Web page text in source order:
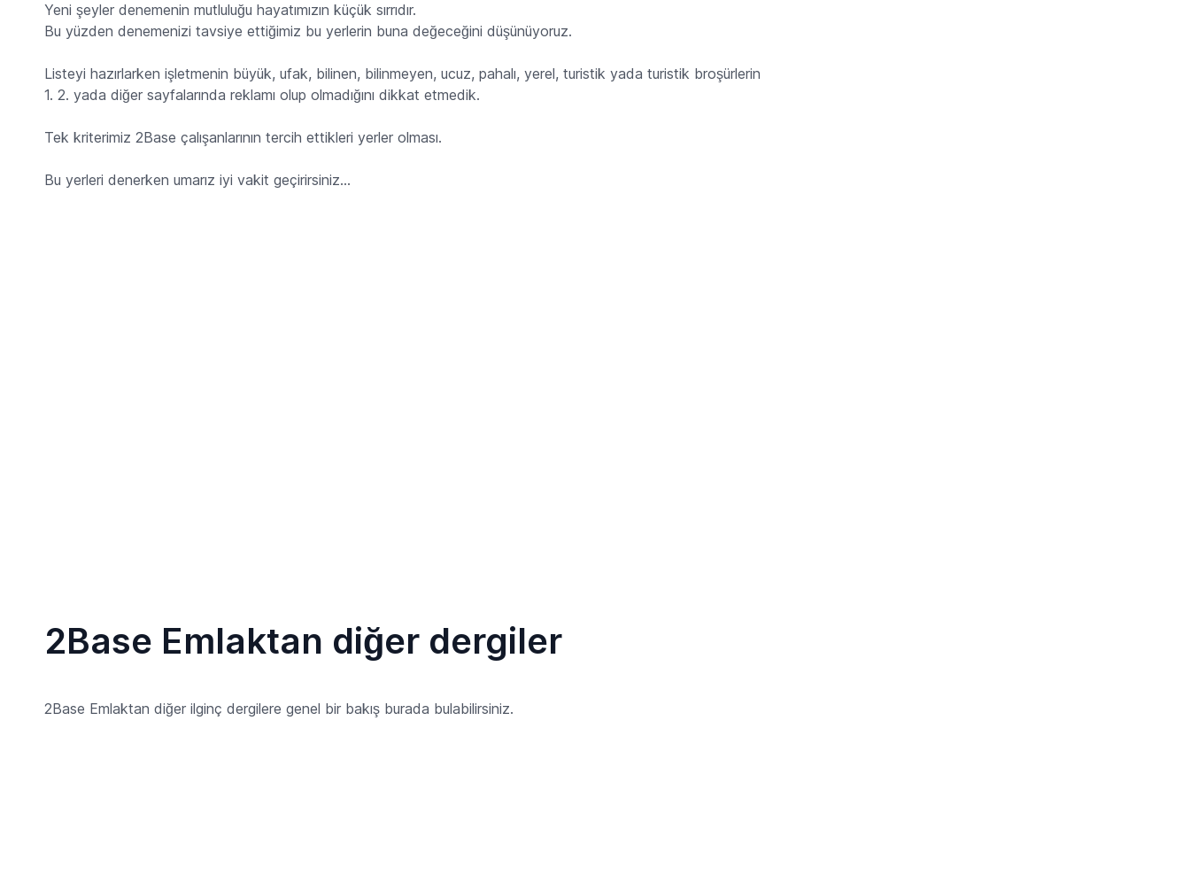
Yeni şeyler denemenin mutluluğu hayatımızın küçük sırrıdır.
Bu yüzden denemenizi tavsiye ettiğimiz bu yerlerin buna değeceğini düşünüyoruz.
Listeyi hazırlarken işletmenin büyük, ufak, bilinen, bilinmeyen, ucuz, pahalı, yerel, turistik yada turistik broşürlerin
1. 2. yada diğer sayfalarında reklamı olup olmadığını dikkat etmedik.
Tek kriterimiz 2Base çalışanlarının tercih ettikleri yerler olması.
Bu yerleri denerken umarız iyi vakit geçirirsiniz...
2Base Emlaktan diğer dergiler
2Base Emlaktan diğer ilginç dergilere genel bir bakış burada bulabilirsiniz.